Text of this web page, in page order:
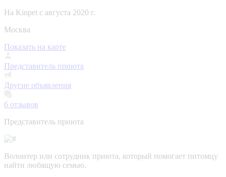
На Kinpet c августа 2020 г.
Москва
Показать на карте
Представитель приюта
Другие объявления
6 отзывов
Представитель приюта
Волонтер или сотрудник приюта, который помогает питомцу
найти любящую семью.